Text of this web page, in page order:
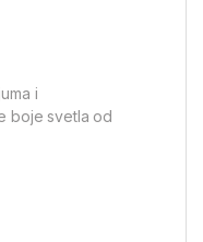
i
boje svetla od